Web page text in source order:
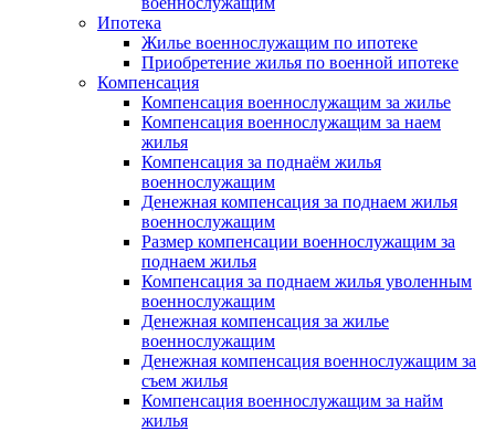
Ипотека
Жилье военнослужащим по ипотеке
Приобретение жилья по военной ипотеке
Компенсация
Компенсация военнослужащим за жилье
Компенсация военнослужащим за наем
жилья
Компенсация за поднаём жилья
военнослужащим
Денежная компенсация за поднаем жилья
военнослужащим
Размер компенсации военнослужащим за
поднаем жилья
Компенсация за поднаем жилья уволенным
военнослужащим
Денежная компенсация за жилье
военнослужащим
Денежная компенсация военнослужащим за
съем жилья
Компенсация военнослужащим за найм
жилья